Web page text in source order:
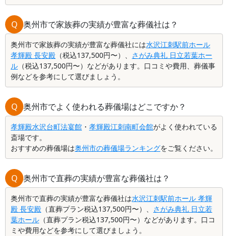
Q 奥州市で家族葬の実績が豊富な葬儀社は？
奥州市で家族葬の実績が豊富な葬儀社には水沢江刺駅前ホール
孝輝殿 長安殿 （税込137,500円〜）、 さがみ典礼 日立若葉ホー
ル （税込137,500円〜）などがあります。口コミや費用、葬儀事
例などを参考にして選びましょう。
Q 奥州市でよく使われる葬儀場はどこですか？
孝輝殿水沢台町法宴館 ・ 孝輝殿江刺南町会館がよく使われている
斎場です。
おすすめの葬儀場は奥州市の葬儀場ランキングをご覧ください。
Q 奥州市で直葬の実績が豊富な葬儀社は？
奥州市で直葬の実績が豊富な葬儀社は水沢江刺駅前ホール 孝輝
殿 長安殿 （直葬プラン税込137,500円〜）、 さがみ典礼 日立若
葉ホール （直葬プラン税込137,500円〜）などがあります。口コ
ミや費用などを参考にして選びましょう。